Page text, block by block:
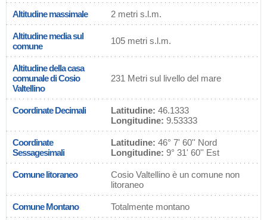
Altitudine massimale 2 metri s.l.m.
Altitudine media sul
comune
105 metri s.l.m.
Altitudine della casa
comunale di Cosio
Valtellino
231 Metri sul livello del mare
Coordinate Decimali Latitudine: 46.1333
Longitudine: 9.53333
Coordinate
Sessagesimali
Latitudine: 46° 7' 60'' Nord
Longitudine: 9° 31' 60'' Est
Comune litoraneo
Cosio Valtellino è un comune non
litoraneo
Comune Montano Totalmente montano